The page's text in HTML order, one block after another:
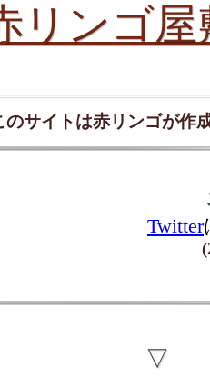
リンゴ
のサイトは赤リンゴが作
Twitter
▽